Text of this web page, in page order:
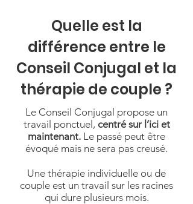
Quelle est la
différence entre le
Conseil Conjugal et la
thérapie de couple ?
Le Conseil Conjugal propose un
travail ponctuel, centré sur l’ici et
maintenant. Le passé peut être
évoqué mais ne sera pas creusé.
Une thérapie individuelle ou de
couple est un travail sur les racines
qui dure plusieurs mois.